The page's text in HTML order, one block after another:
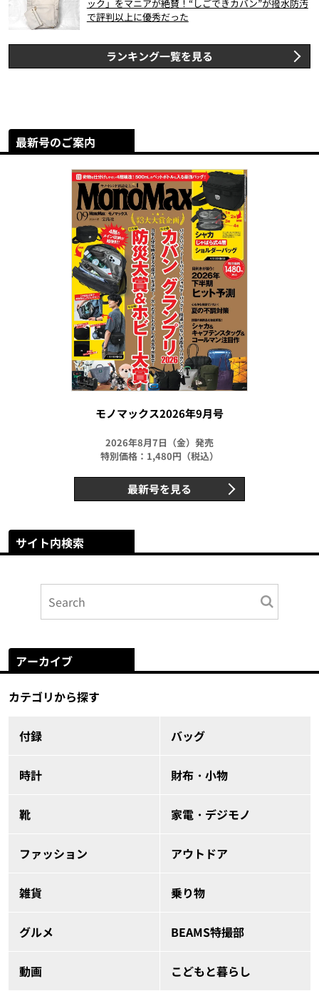
ック」をマニアが絶賛！“しごできカバン”が撥水防汚
で評判以上に優秀だった
ランキング一覧を見る
最新号のご案内
モノマックス2026年9月号
2026年8月7日（金）発売
特別価格：1,480円（税込）
最新号を見る
サイト内検索
アーカイブ
カテゴリから探す
付録 バッグ
時計 財布・小物
靴 家電・デジモノ
ファッション アウトドア
雑貨 乗り物
グルメ BEAMS特撮部
動画 こどもと暮らし